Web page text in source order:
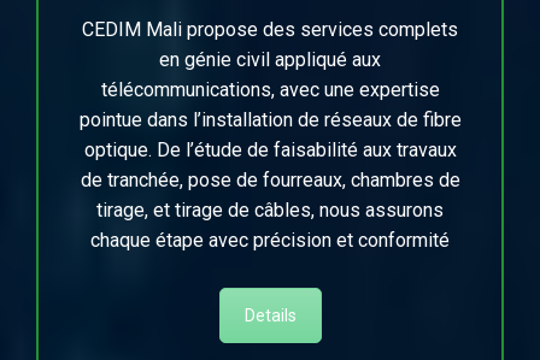
CEDIM Mali propose des services complets
en génie civil appliqué aux
télécommunications, avec une expertise
pointue dans l’installation de réseaux de fibre
optique. De l’étude de faisabilité aux travaux
de tranchée, pose de fourreaux, chambres de
tirage, et tirage de câbles, nous assurons
chaque étape avec précision et conformité
Details